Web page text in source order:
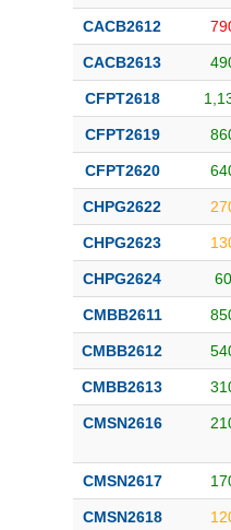
CACB2612
CACB2613
CFPT2618
CFPT2619
CFPT2620
CHPG2622
CHPG2623
CHPG2624 60
CMBB2611
CMBB2612
CMBB2613
CMSN2616
CMSN2617
CMSN2618